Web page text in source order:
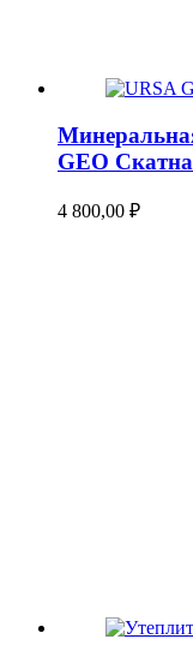
GEO
4 800,00 ₽